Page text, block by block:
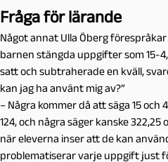
Fråga för lärande
Något annat Ulla Öberg
barnen stängda uppgifter som 15-
satt och subtraherade en kväll,
kan jag ha använt mig av?”
– Några kommer då att säga 15 och
124, och några säger kanske 322,25
när eleverna inser att de kan
problematiserar varje uppgift just